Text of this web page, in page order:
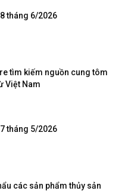
tháng 6/2026
tìm kiếm nguồn cung tôm
Việt Nam
tháng 5/2026
các sản phẩm thủy sản